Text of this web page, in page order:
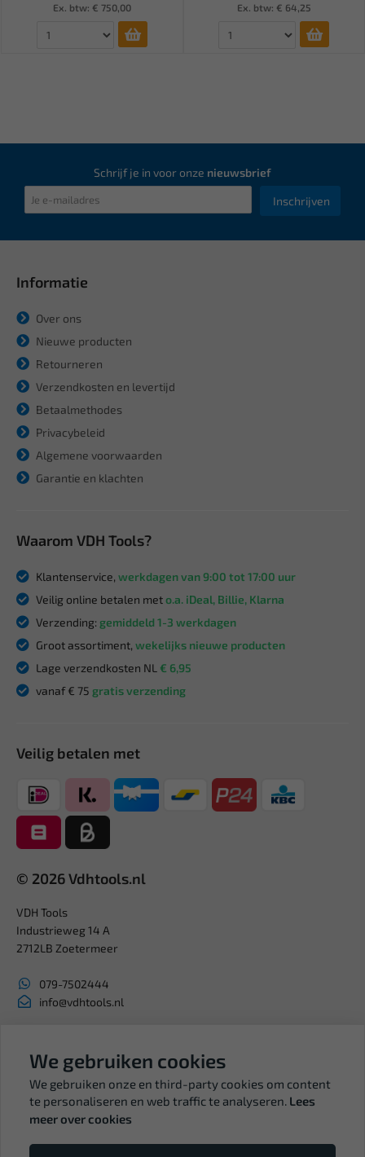
Ex. btw: € 750,00
Ex. btw: € 64,25
Schrijf je in voor onze nieuwsbrief
Inschrijven
Informatie
Over ons
Nieuwe producten
Retourneren
Verzendkosten en levertijd
Betaalmethodes
Privacybeleid
Algemene voorwaarden
Garantie en klachten
Waarom VDH Tools?
Klantenservice, werkdagen van 9:00 tot 17:00 uur
Veilig online betalen meto.a. iDeal, Billie, Klarna
Verzending: gemiddeld 1-3 werkdagen
Groot assortiment, wekelijks nieuwe producten
Lage verzendkosten NL € 6,95
vanaf € 75 gratis verzending
Veilig betalen met
© 2026 Vdhtools.nl
VDH Tools
Industrieweg 14 A
2712LB Zoetermeer
079-7502444
info@vdhtools.nl
BTW: NL819958657B01
We gebruiken cookies
We gebruiken onze en third-party cookies om content
te personaliseren en web traffic te analyseren. Lees
meer over cookies